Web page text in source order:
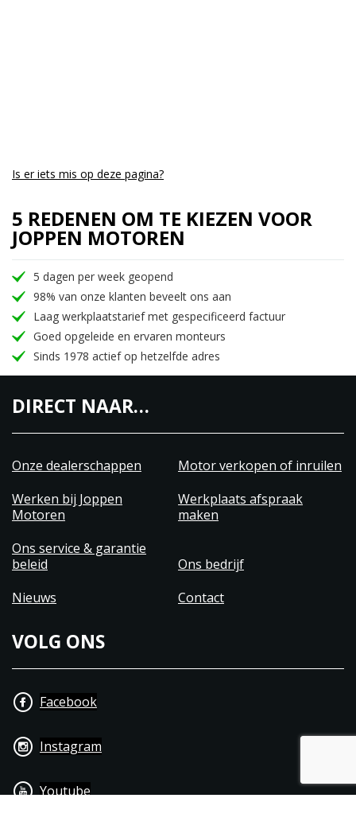
Is er iets mis op deze pagina?
5 REDENEN OM TE KIEZEN VOOR
JOPPEN MOTOREN
5 dagen per week geopend
98% van onze klanten beveelt ons aan
Laag werkplaatstarief met gespecificeerd factuur
Goed opgeleide en ervaren monteurs
Sinds 1978 actief op hetzelfde adres
DIRECT NAAR…
Onze dealerschappen
Motor verkopen of inruilen
Werken bij Joppen
Motoren
Werkplaats afspraak
maken
Ons service & garantie
beleid
Ons bedrijf
Nieuws
Contact
VOLG ONS
Facebook
Instagram
Youtube